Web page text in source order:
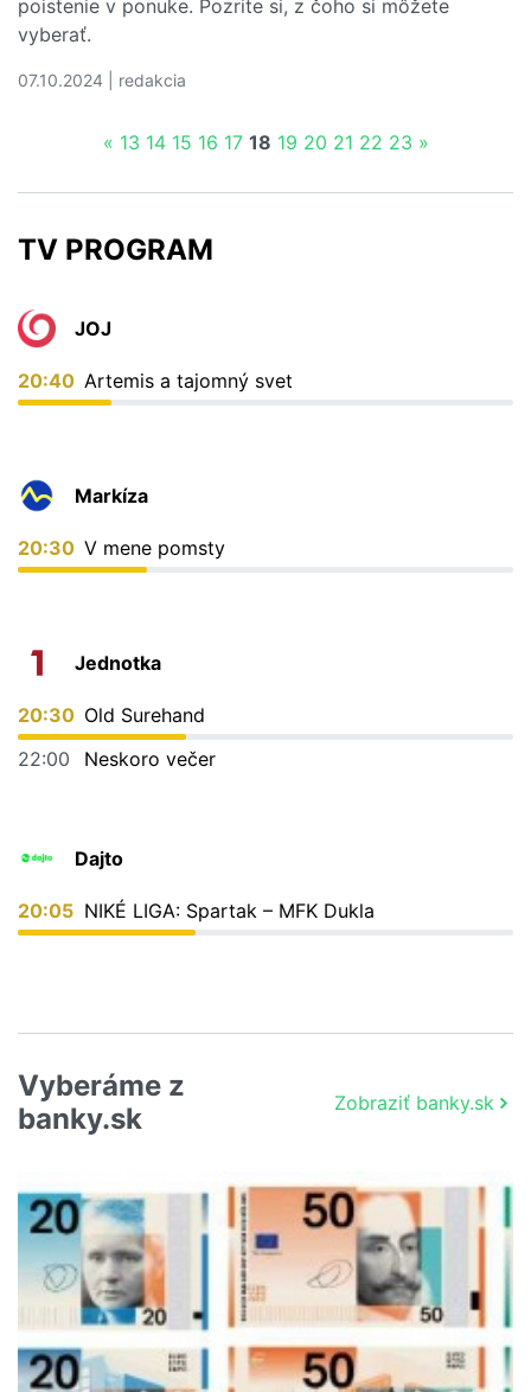
poistenie v ponuke. Pozrite si, z čoho si môžete
vyberať.
07.10.2024 | redakcia
« 13 14 15 16 17 18 19 20 21 22 23 »
TV PROGRAM
JOJ
20:40 Artemis a tajomný svet
Markíza
20:30 V mene pomsty
Jednotka
20:30 Old Surehand
22:00
Neskoro večer
Dajto
20:05 NIKÉ LIGA: Spartak – MFK Dukla
Vyberáme z
banky.sk
Zobraziť banky.sk